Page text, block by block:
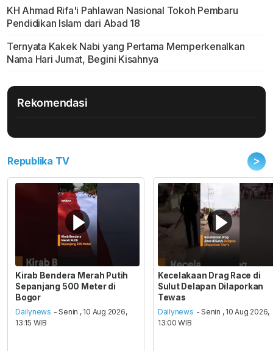
KH Ahmad Rifa'i Pahlawan Nasional Tokoh Pembaru
Pendidikan Islam dari Abad 18
Ternyata Kakek Nabi yang Pertama Memperkenalkan
Nama Hari Jumat, Begini Kisahnya
Rekomendasi
Republika TV >
Kirab Bendera Merah Putih
Sepanjang 500 Meter di
Bogor
Dailynews - Senin , 10 Aug 2026,
13:15 WIB
Kecelakaan Drag Race di
Sulut Delapan Dilaporkan
Tewas
Dailynews - Senin , 10 Aug 2026,
13:00 WIB